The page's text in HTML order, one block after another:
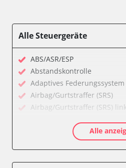
Alle Steuergeräte
ABS/ASR/ESP
Abstandskontrolle
Adaptives Federungssystem
Airbag/Gurtstraffer (SRS)
Airbag/Gurtstraffer (SRS)
Aktiver Kollisionsschutz
Anhängersteuergerät
Alle